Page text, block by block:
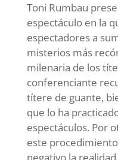
Toni Rumbau
espectáculo en la
espectadores a
misterios más
milenaria de los
conferenciante
títere de guante,
que lo ha
espectáculos. Por
este